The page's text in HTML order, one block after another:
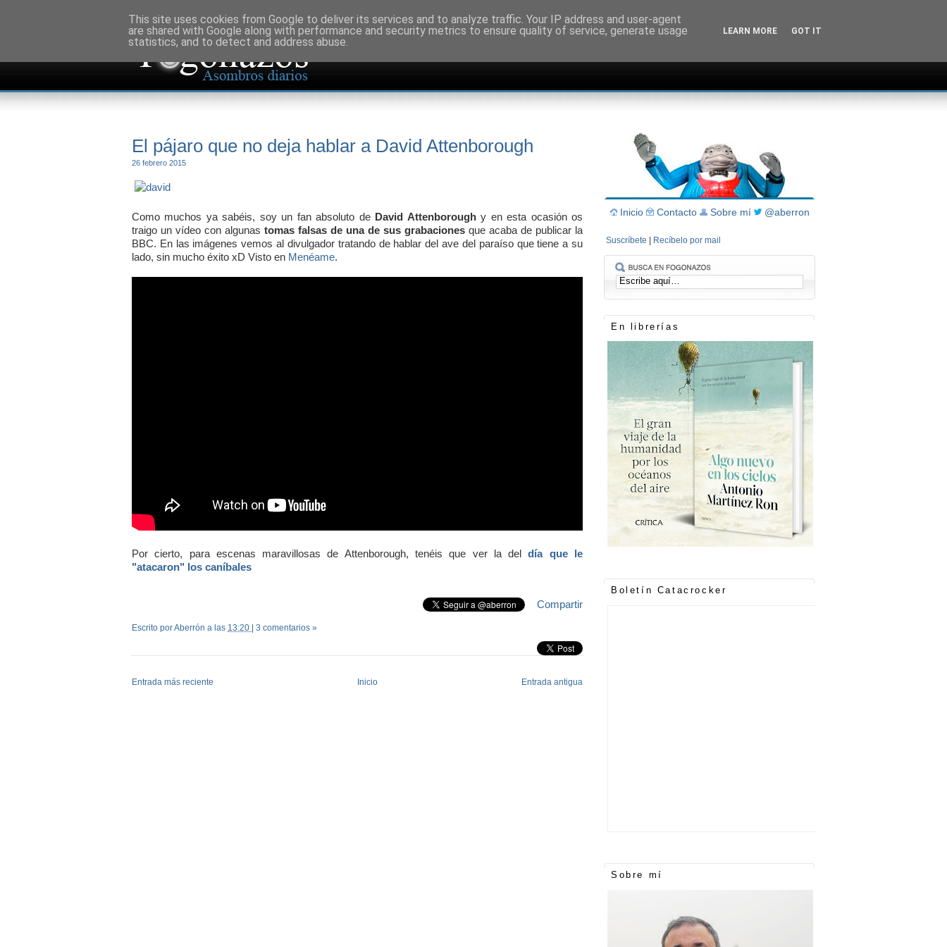
El pájaro que no deja hablar a David Attenborough
26 febrero 2015
Como muchos ya sabéis, soy un fan absoluto de David Attenboroughy en esta ocasión os
traigo un vídeo con algunas tomas falsas de una de sus grabaciones que acaba de publicar la
BBC. En las imágenes vemos al divulgador tratando de hablar del ave del paraíso que tiene a su
lado, sin mucho éxito xD Visto en Menéame.
Por cierto, para escenas maravillosas de Attenborough, tenéis que ver la deldía que le
"atacaron" los caníbales
Compartir
Escrito por Aberrón a las 13:20 | 3 comentarios »
Entrada más reciente Entrada antigua
Inicio
Inicio Contacto Sobre mí @aberron
Suscríbete Recíbelo por mail
En librerías
Boletín Catacrocker
Sobre mí
This site uses cookies from Google to deliver its services and to analyze traffic. Your IP address and user-agent
are shared with Google along with performance and security metrics to ensure quality of service, generate usage
statistics, and to detect and address abuse.
LEARN MORE GOT IT